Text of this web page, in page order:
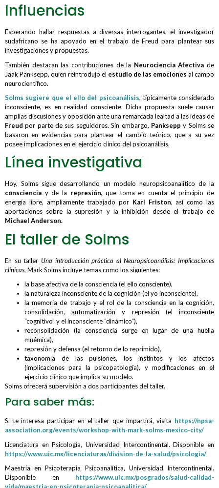
Influencias
Esperando hallar respuestas a diversas interrogantes, el investigador
sudafricano se ha apoyado en el trabajo de Freud para plantear sus
investigaciones y propuestas.
También destacan las contribuciones de la Neurociencia Afectiva de
Jaak Panksepp, quien reintrodujo el estudio de las emociones al campo
neurocientífico.
Solms sugiere que el ello del psicoanálisis, típicamente considerado
inconsciente, es en realidad consciente. Dicha propuesta suele causar
amplias discusiones y oposición ante una remarcada lealtad a las ideas de
Freud por parte de sus seguidores. Sin embargo, Panksepp y Solms se
basaron en evidencias para plantear el cambio teórico, que a su vez
posee implicaciones en el ejercicio clínico del psicoanálisis.
Línea investigativa
Hoy, Solms sigue desarrollando un modelo neuropsicoanalítico de la
consciencia y de la represión, que toma en cuenta el principio de
energía libre, ampliamente trabajado por Karl Friston, así como las
aportaciones sobre la supresión y la inhibición desde el trabajo de
Michael Anderson.
El taller de Solms
En su taller Una introducción práctica al Neuropsicoanálisis: Implicaciones
clínicas, Mark Solms incluye temas como los siguientes:
la base afectiva de la consciencia (el ello consciente),
la naturaleza inconsciente de la cognición (el yo inconsciente),
la memoria de trabajo y el rol de la consciencia en la cognición,
consolidación, automatización y represión (el inconsciente
“cognitivo” y el inconsciente “dinámico”),
reconsolidación (la consciencia surge en lugar de una huella
mnémica),
represión y defensa (el retorno de lo reprimido),
taxonomía de las pulsiones, los instintos y los afectos
(implicaciones para la psicopatología), y modificaciones en el
ejercicio clínico que implica su modelo.
Solms ofrecerá supervisión a dos participantes del taller.
Para saber más:
Si te interesa participar en el taller que impartirá, visita https://npsa-
association.org/events/workshop-with-mark-solms-mexico-city/
Licenciatura en Psicología, Universidad Intercontinental. Disponible en
https://www.uic.mx/licenciaturas/division-de-la-salud/psicologia/
Maestría en Psicoterapia Psicoanalítica, Universidad Intercontinental.
Disponible en https://www.uic.mx/posgrados/salud-calidad-